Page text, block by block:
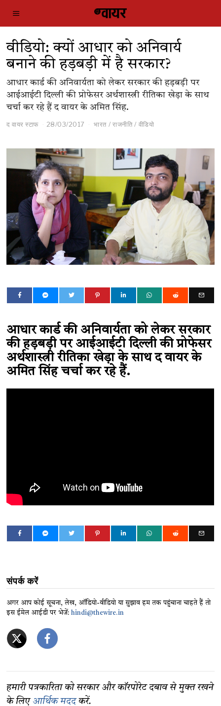
वीडियो: क्यों आधार को अनिवार्य
बनाने की हड़बड़ी में है सरकार?
आधार कार्ड की अनिवार्यता को लेकर सरकार की हड़बड़ी पर
आईआईटी दिल्ली की प्रोफेसर अर्थशास्त्री रीतिका खेड़ा के साथ
चर्चा कर रहे हैं द वायर के अमित सिंह.
द वायर स्टाफ 28/03/2017 भारत / राजनीति / वीडियो
आधार कार्ड की अनिवार्यता को लेकर सरकार
की हड़बड़ी पर आईआईटी दिल्ली की प्रोफेसर
अर्थशास्त्री रीतिका खेड़ा के साथ द वायर के
अमित सिंह चर्चा कर रहे हैं.
संपर्क करें
अगर आप कोई सूचना, लेख, ऑडियो-वीडियो या सुझाव हम तक पहुंचाना चाहते हैं तो
इस ईमेल आईडी पर भेजें:hindi@thewire.in
हमारी पत्रकारिता को सरकार और कॉरपोरेट दबाव से मुक्त रखने
के लिए आर्थिक मददकरें.